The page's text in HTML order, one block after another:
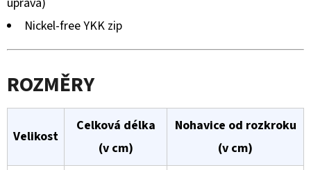
Nickel-free YKK zip
ROZMĚRY
Velikost
Celková délka
(v cm)
Nohavice od rozkroku
(v cm)